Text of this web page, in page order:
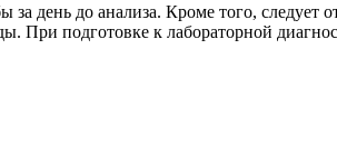
день до анализа. Кроме того, следует
При подготовке к лабораторной